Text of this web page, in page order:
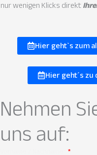
nur wenigen Klicks direkt
Hier geht`s zum
Hier geht´s zu
Nehmen
uns auf: